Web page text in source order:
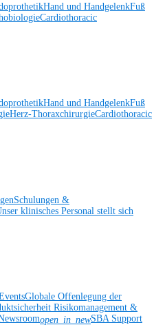
Hand und HandgelenkFuß
Cardiothoracic
Hand und HandgelenkFuß
Herz-ThoraxchirurgieCardiothoracic
Schulungen &
klinisches Personal stellt sich
Globale Offenlegung der
Risikomanagement &
open_in_newSBA Support